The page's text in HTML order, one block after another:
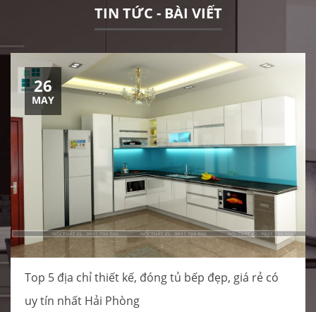
TIN TỨC - BÀI VIẾT
26
MAY
Top 5 địa chỉ thiết kế, đóng tủ bếp đẹp, giá rẻ có
uy tín nhất Hải Phòng